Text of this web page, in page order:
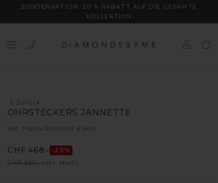
SONDERAKTION: 20 % RABATT AUF DIE GESAMTE
KOLLEKTION
Zurück
OHRSTECKERS JANNETTE
950 Platin Rhodolit 4 mm
CHF 468.- -20 %
CHF 585.-exkl. MwSt